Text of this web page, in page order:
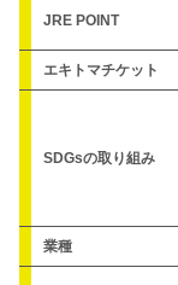
JRE POINT
エキトマチケット
SDGsの取り組み
業種